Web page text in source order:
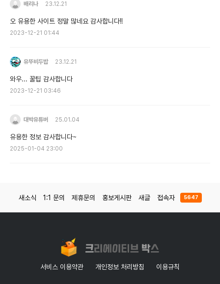
배리나 23.12.21
오 유용한 사이트 정말 많네요 감사합니다!!
2023-12-21 01:44
유뚜비두밥 23.12.21
와우... 꿀팁 감사합니다
2023-12-21 03:46
대박유튜버 25.01.04
유용한 정보 감사합니다~
2025-01-04 23:00
새소식 1:1 문의 제휴문의 홍보게시판 새글 접속자 5647
서비스 이용약관 개인정보 처리방침 이용규칙